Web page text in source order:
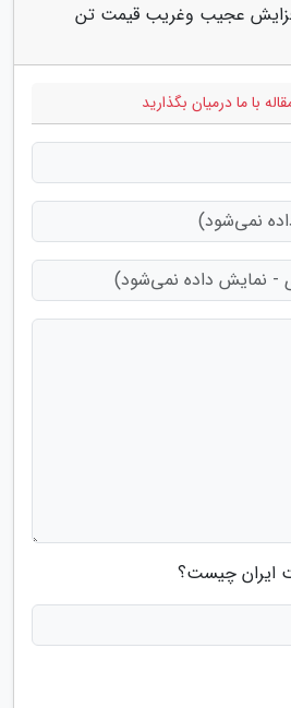
عجیب وغریب قیمت تن
با ما درمیان بگذارید
ایران چیست؟